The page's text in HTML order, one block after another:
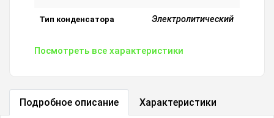
Тип конденсатора Электролитический
Посмотреть все характеристики
Подробное описание Характеристики